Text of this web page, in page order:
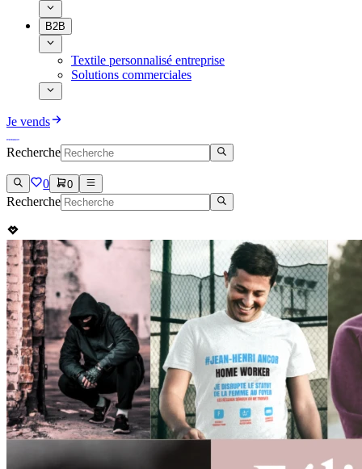
B2B
Textile personnalisé entreprise
Solutions commerciales
Je vends
Recherche
0 0
Recherche